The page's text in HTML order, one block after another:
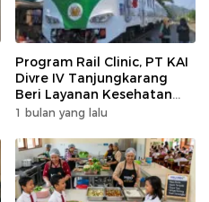
Program Rail Clinic, PT KAI
Divre IV Tanjungkarang
Beri Layanan Kesehatan
Gratis 250 Warga
1 bulan yang lalu